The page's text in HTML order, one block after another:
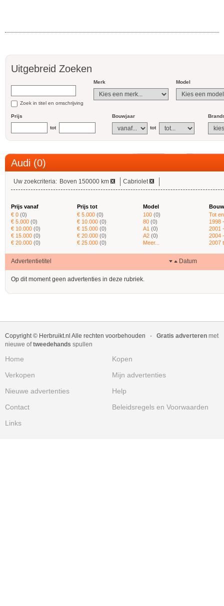
Uitgebreid Zoeken
Zoek in titel en omschrijving
Merk Model
Prijs
tot
Bouwjaar
tot
Audi (0)
Uw zoekcriteria: Boven 150000 km Cabriolet
Prijs vanaf
€ 0 (0)
€ 5.000 (0)
€ 10.000 (0)
€ 15.000 (0)
€ 20.000 (0)
Prijs tot
€ 5.000 (0)
€ 10.000 (0)
€ 15.000 (0)
€ 20.000 (0)
€ 25.000 (0)
Model
100 (0)
80 (0)
A1 (0)
A2 (0)
Meer...
Tot
1998
2001
2004
2007
Advertentietitel Datum
Op dit moment geen advertenties in deze rubriek.
Copyright © Herbruikt.nl Alle rechten voorbehouden - Gratis adverteren met
nieuwe oftweedehands spullen
Home
Kopen
Verkopen
Mijn advertenties
Nieuwe advertenties
Help
Contact
Beleidsregels en Voorwaarden
Links